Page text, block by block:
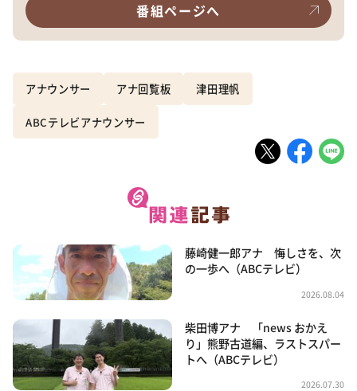
番組ページへ
アナウンサー アナ回覧板 津田理帆
ABCテレビアナウンサー
藤崎健一郎アナ 悔しさを、次
の一歩へ（ABCテレビ）
2026.08.04
柴田博アナ 「news おかえ
り」熊野古道編、ラストスパー
トへ（ABCテレビ）
2026.07.30